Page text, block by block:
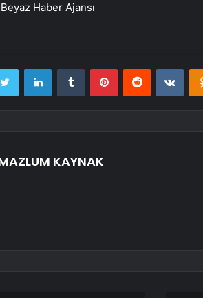
Haber Ajansı
Twitter LinkedInTumblr PinterestReddit
KAYNAK